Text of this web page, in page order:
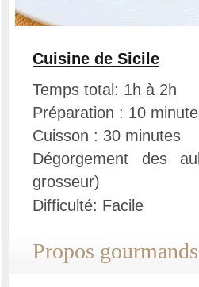
Cuisine de Sicile
Temps total: 1h à 2h
Préparation : 10
Cuisson : 30 minutes
Dégorgement des
grosseur)
Difficulté: Facile
Propos gourmands